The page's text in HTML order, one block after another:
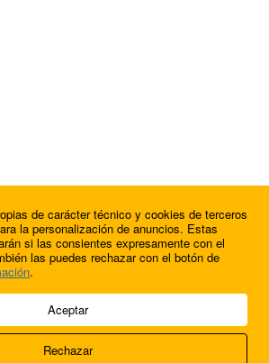
Corporativas IP, SL.
Acerca de nosotros
de carácter técnico y cookies de terceros
la personalización de anuncios. Estas
si las consientes expresamente con el
las puedes rechazar con el botón de
.
Aceptar
Rechazar